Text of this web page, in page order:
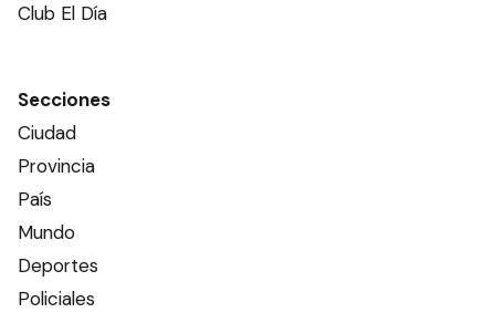
Club El Día
Secciones
Ciudad
Provincia
País
Mundo
Deportes
Policiales